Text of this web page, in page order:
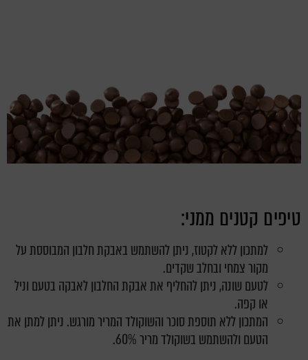
טיפים קטנים ממני:
למתכון ללא לקטוז, ניתן להשתמש באבקת חלבון המבוססת על
מקור צמחי ובחלב שקדים.
לטעם שונה, ניתן להחליף את אבקת החלבון לאבקה בטעם וניל
או קפה.
המתכון ללא תוספת סוכר והשוקולד המריר מורגש. ניתן למתן את
הטעם ולהשתמש בשוקולד מריר 60%.